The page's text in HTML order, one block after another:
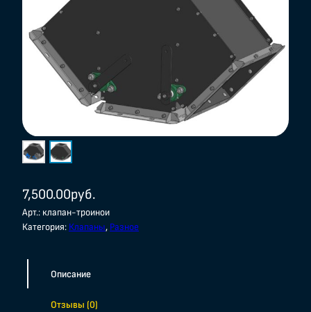
7,500.00руб.
Арт.: клапан-троинои
Категория: Клапаны, Разное
Описание
Отзывы (0)